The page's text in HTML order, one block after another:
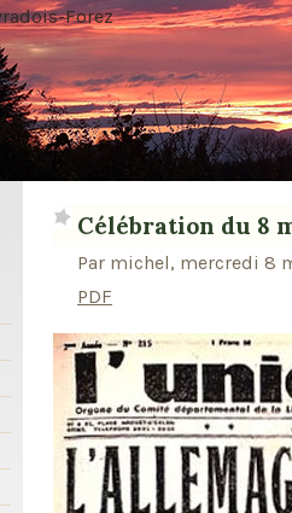
Forez
Célébration du 8
Par michel, mercredi 8
PDF